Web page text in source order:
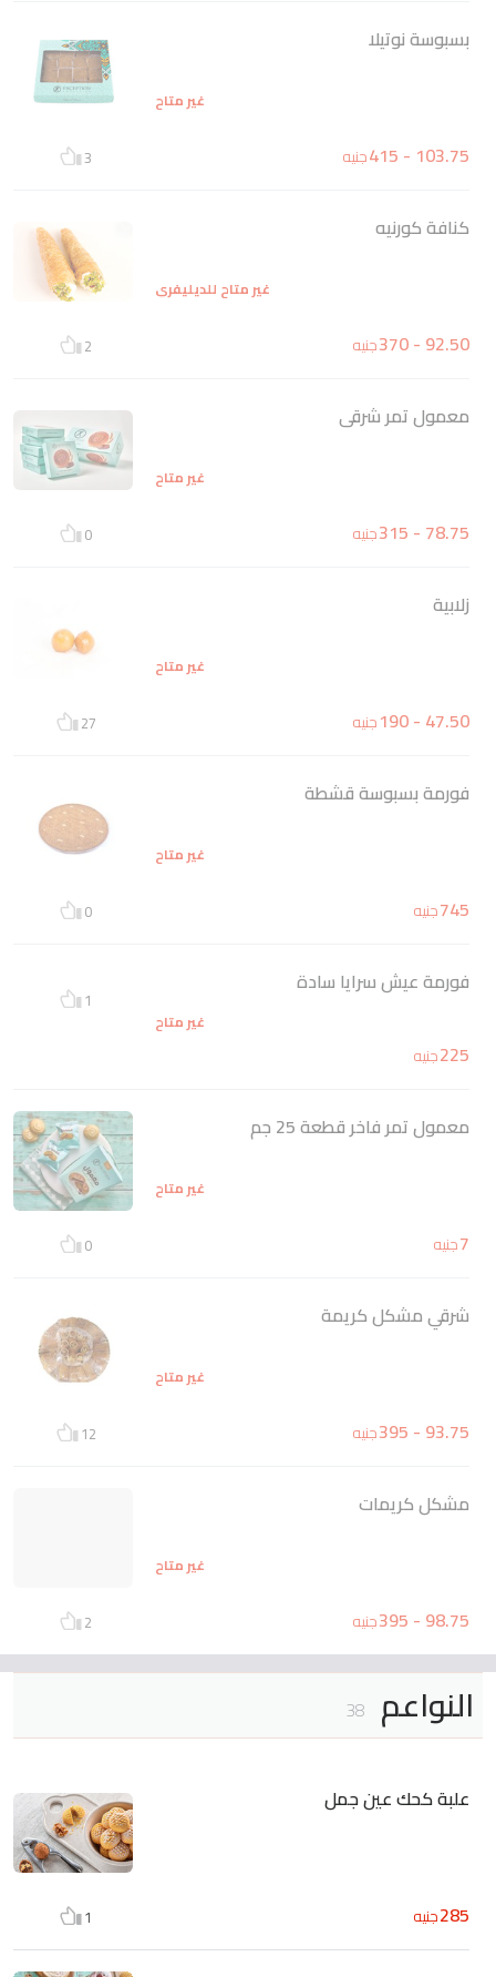
بسبوسة نوتيلا
غير متاح
103.75 - 415 جنيه 3
كنافة كورنيه
غير متاح للديليفري
92.50 - 370 جنيه 2
معمول تمر شرقى
غير متاح
78.75 - 315 جنيه 0
زلابية
غير متاح
47.50 - 190 جنيه 27
فورمة بسبوسة قشطة
غير متاح
745جنيه 0
فورمة عيش سرايا سادة
غير متاح
225جنيه
1
معمول تمر فاخر قطعة 25 جم
غير متاح
7جنيه 0
شرقي مشكل كريمة
غير متاح
93.75 - 395 جنيه 12
مشكل كريمات
غير متاح
98.75 - 395 جنيه 2
النواعم 38
علبة كحك عين جمل
285جنيه 1